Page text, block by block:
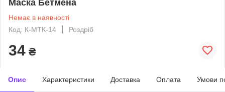
Маска Бетмена
Немає в наявності
Код: К-МТК-14
Роздріб
34 ₴
Опис Характеристики Доставка Оплата Умови